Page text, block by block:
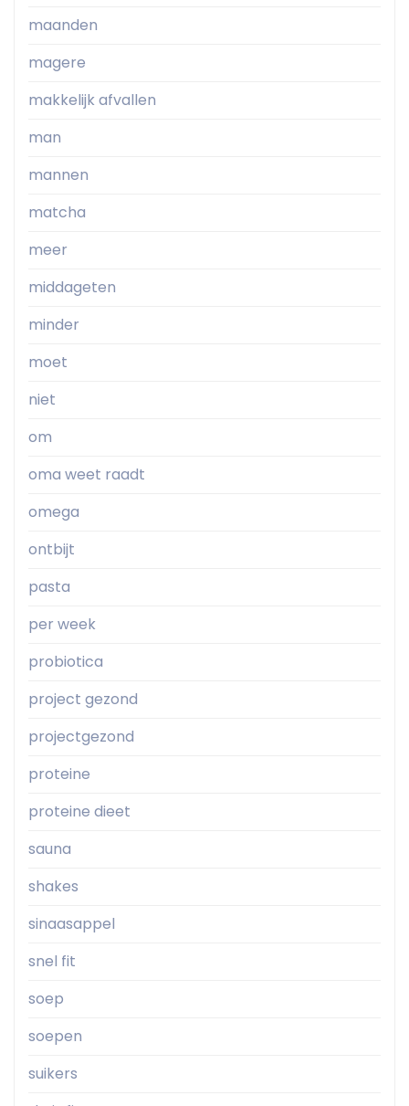
maanden
magere
makkelijk afvallen
man
mannen
matcha
meer
middageten
minder
moet
niet
om
oma weet raadt
omega
ontbijt
pasta
per week
probiotica
project gezond
projectgezond
proteine
proteine dieet
sauna
shakes
sinaasappel
snel fit
soep
soepen
suikers